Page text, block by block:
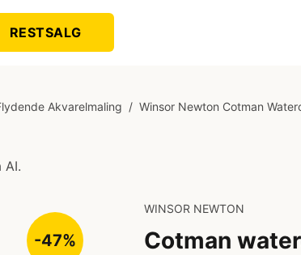
RESTSALG
Akvarelmaling / Winsor Newton Cotman
AI.
-47%
WINSOR NEWTON
Cotman